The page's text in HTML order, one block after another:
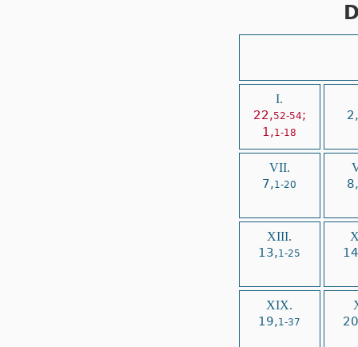
I.
22,52-54;
1,1-18
2,
VII.
7,1-20
8,
XIII.
13,1-25
XIX.
19,1-37